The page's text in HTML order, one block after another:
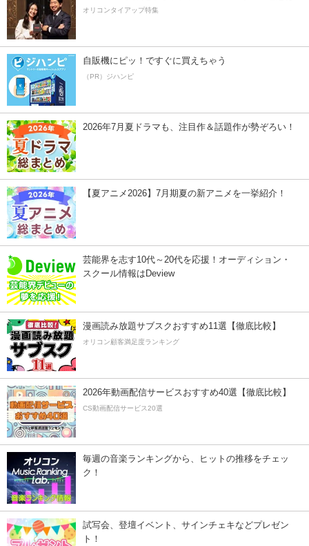
オリコンタイアップ特集
自販機にピッ！ですぐに買えちゃう
（PR）ジハンピ
2026年7月夏ドラマも、注目作＆話題作が勢ぞろい！
【夏アニメ2026】7月期夏の新アニメを一挙紹介！
芸能界を志す10代～20代を応援！オーディション・
スクール情報はDeview
漫画読み放題サブスクおすすめ11選【徹底比較】
オリコン顧客満足度ランキング
2026年動画配信サービスおすすめ40選【徹底比較】
CS動画配信サービス20選
毎週の音楽ランキングから、ヒットの推移をチェッ
ク！
試写会、登壇イベント、サインチェキなどプレゼン
ト！